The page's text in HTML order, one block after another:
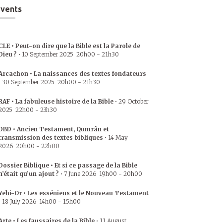
• Peut-on dire que la Bible est la Parole de
? • 10 September 2025 20h00 - 21h30
• La naissances des textes fondateurs
30 September 2025 20h00 - 21h30
• La fabuleuse histoire de la Bible • 29 October
22h00 - 23h30
• Ancien Testament, Qumrân et
des textes bibliques • 14 May
20h00 - 22h00
Biblique • Et si ce passage de la Bible
qu’un ajout ? • 7 June 2026 19h00 - 20h00
Or • Les esséniens et le Nouveau Testament
18 July 2026 14h00 - 15h00